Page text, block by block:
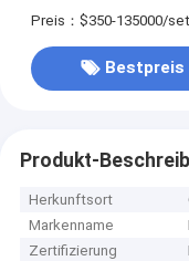
Preis：$350-135000/
Bestpreis
Produkt-
Herkunftsort
Markenname
Zertifizierung